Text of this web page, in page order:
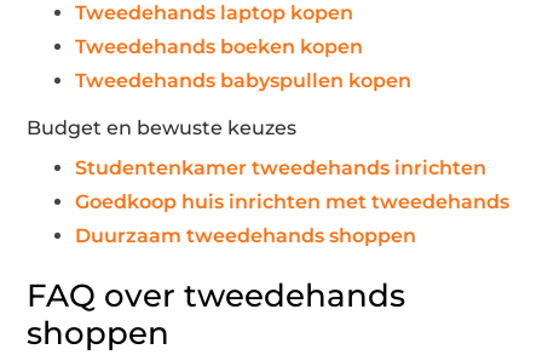
Tweedehands laptop kopen
Tweedehands boeken kopen
Tweedehands babyspullen kopen
Budget en bewuste keuzes
Studentenkamer tweedehands inrichten
Goedkoop huis inrichten met tweedehands
Duurzaam tweedehands shoppen
FAQ over tweedehands
shoppen